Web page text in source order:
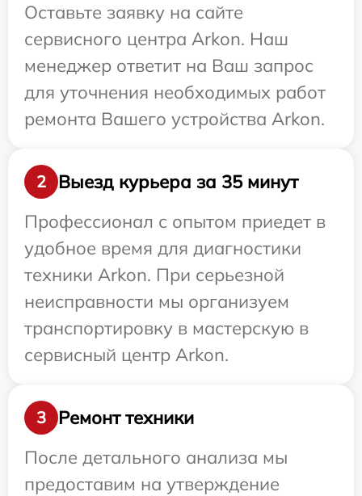
Оставьте заявку на сайте
сервисного центра Arkon. Наш
менеджер ответит на Ваш запрос
для уточнения необходимых работ
ремонта Вашего устройства Arkon.
2
Выезд курьера за 35 минут
Профессионал с опытом приедет в
удобное время для диагностики
техники Arkon. При серьезной
неисправности мы организуем
транспортировку в мастерскую в
сервисный центр Arkon.
3
Ремонт техники
После детального анализа мы
предоставим на утверждение